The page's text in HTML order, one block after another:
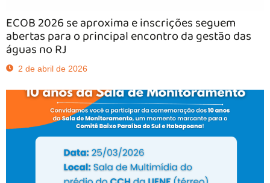
ECOB 2026 se aproxima e inscrições seguem
abertas para o principal encontro da gestão das
águas no RJ
2 de abril de 2026